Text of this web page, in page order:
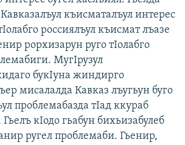
къисматалъул интерес
россиялъул къисмат лъазе
рорхизарун руго тIолабго
МугIрузул
букIуна жиндирго
мисалалда Кавказ лъугьун буго
проблемабазда тIад ккураб
кIодо гьабун бихьизабулеб
ругел проблемаби. Гьенир,